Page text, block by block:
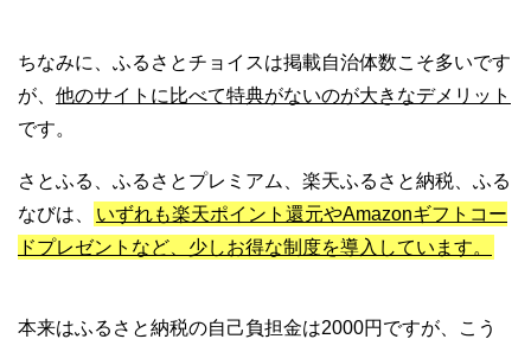
ちなみに、ふるさとチョイスは掲載自治体数こそ多いです
が、 他のサイトに比べて特典がないのが大きなデメリット
です。
さとふる、ふるさとプレミアム、楽天ふるさと納税、ふる
なびは、
いずれも楽天ポイント還元やAmazonギフトコー
ドプレゼントなど、少しお得な制度を導入しています。
本来はふるさと納税の自己負担金は2000円ですが、こう